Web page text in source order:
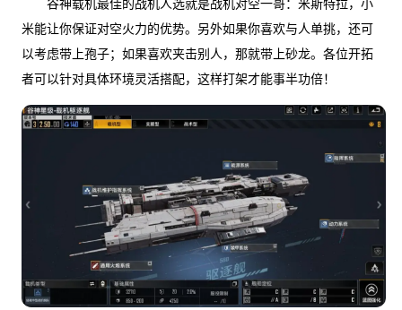
谷神载机最佳的战机人选就是战机对空一哥：米斯特拉，小
米能让你保证对空火力的优势。另外如果你喜欢与人单挑，还可
以考虑带上孢子；如果喜欢夹击别人，那就带上砂龙。各位开拓
者可以针对具体环境灵活搭配，这样打架才能事半功倍！